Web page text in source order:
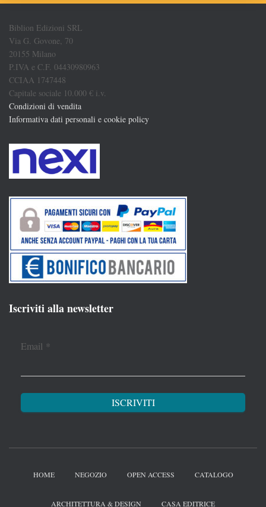
Biblion Edizioni SRL
Via G. Govone, 70
20155 Milano
P.IVA e C.F. 04430980963
CCIAA 1747448
Capitale sociale 10.000 € i.v.
Condizioni di vendita
Informativa dati personali e cookie policy
Iscriviti alla newsletter
Email *
HOME NEGOZIO OPEN ACCESS CATALOGO
ARCHITETTURA & DESIGN CASA EDITRICE